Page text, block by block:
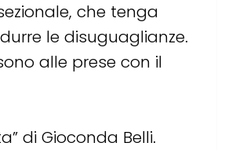
che tenga
le disuguaglianze.
alle prese con il
di Gioconda Belli.